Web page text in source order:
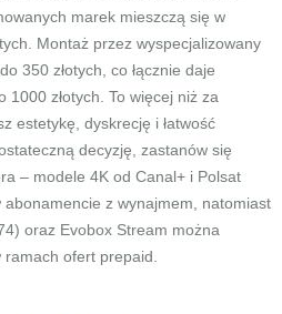
marek mieszczą się w
Montaż przez wyspecjalizowany
350 złotych, co łącznie daje
1000 złotych. To więcej niż za
estetykę, dyskrecję i łatwość
decyzję, zastanów się
– modele 4K od Canal+ i Polsat
abonamencie z wynajmem, natomiast
oraz Evobox Stream można
ofert prepaid.